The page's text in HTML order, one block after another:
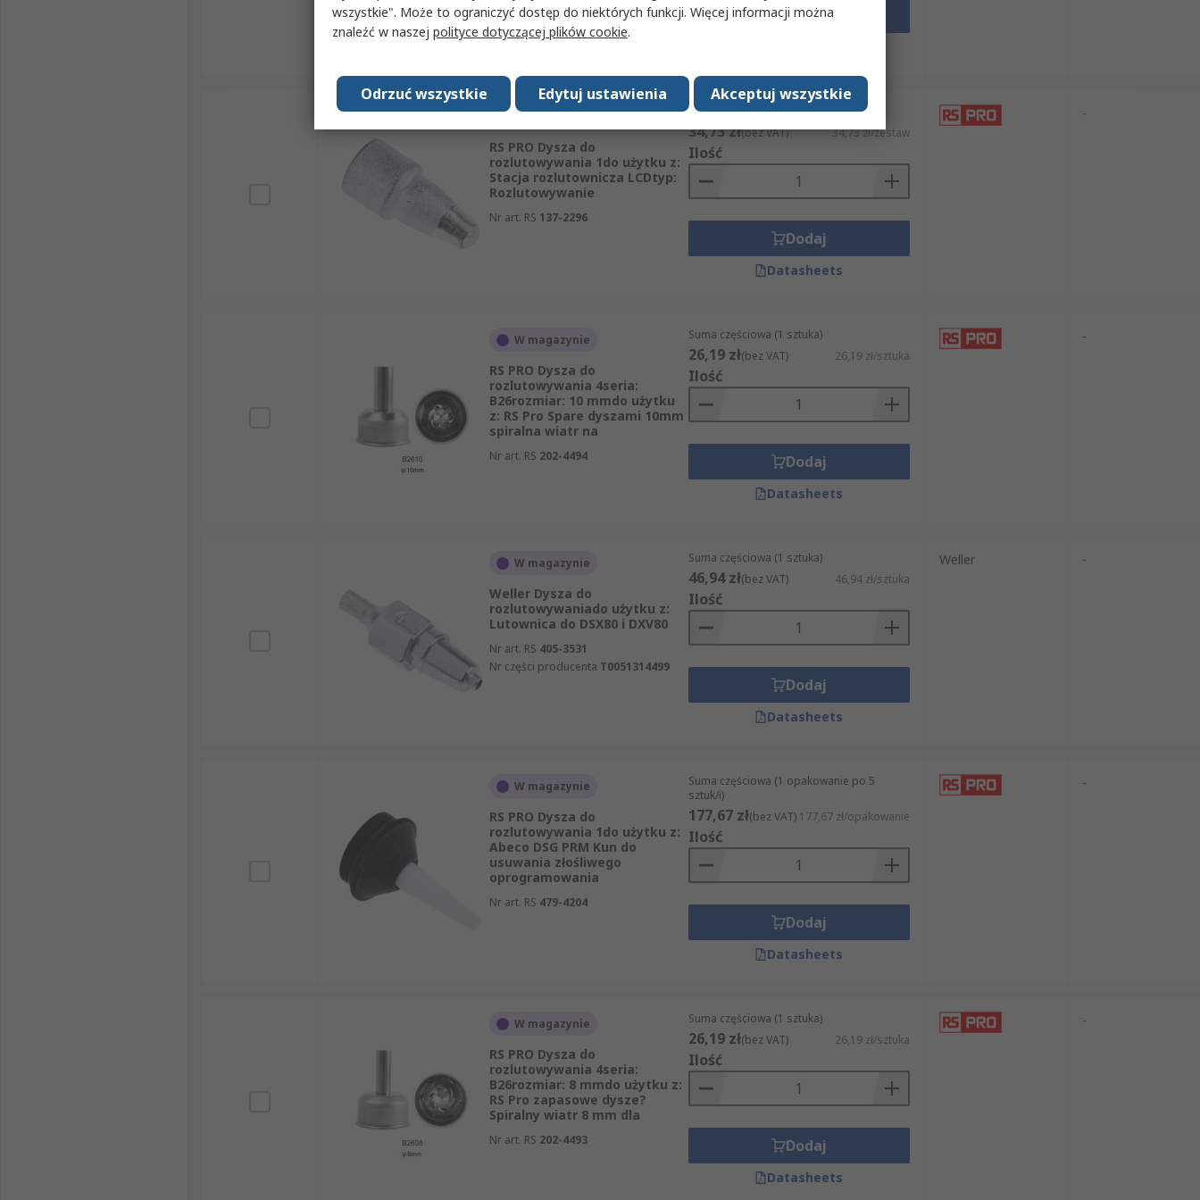
Nr art. RS202-4492 Dodaj
W magazynie
RS PRO Dysza do
rozlutowywania 1do użytku z:
Stacja rozlutownicza LCDtyp:
Rozlutowywanie
Nr art. RS 137-2296
Suma częściowa (1 zestaw)
34,73 zł(bez VAT) 34,73 zł/zestaw
Ilość
Dodaj
Datasheets
-
W magazynie
RS PRO Dysza do
rozlutowywania 4seria:
B26rozmiar: 10 mmdo użytku
z: RS Pro Spare dyszami 10mm
spiralna wiatr na
Nr art. RS 202-4494
Suma częściowa (1 sztuka)
26,19 zł(bez VAT) 26,19 zł/sztuka
Ilość
Dodaj
Datasheets
-
W magazynie
Weller Dysza do
rozlutowywaniado użytku z:
Lutownica do DSX80 i DXV80
Nr art. RS 405-3531
Nr części producenta T0051314499
Suma częściowa (1 sztuka)
46,94 zł(bez VAT) 46,94 zł/sztuka
Ilość
Dodaj
Datasheets
Weller -
W magazynie
RS PRO Dysza do
rozlutowywania 1do użytku z:
Abeco DSG PRM Kun do
usuwania złośliwego
oprogramowania
Nr art. RS 479-4204
Suma częściowa (1 opakowanie po 5
sztuk/i)
177,67 zł(bez VAT) 177,67 zł/opakowanie
Ilość
Dodaj
Datasheets
-
W magazynie
RS PRO Dysza do
rozlutowywania 4seria:
B26rozmiar: 8 mmdo użytku z:
RS Pro zapasowe dysze?
Spiralny wiatr 8 mm dla
Nr art. RS 202-4493
Suma częściowa (1 sztuka)
26,19 zł(bez VAT) 26,19 zł/sztuka
Ilość
Dodaj
Datasheets
-
wszystkie". Może to ograniczyć dostęp do niektórych funkcji. Więcej informacji można
znaleźć w naszej polityce dotyczącej plików cookie.
Akceptuj wszystkie
Edytuj ustawienia
Odrzuć wszystkie